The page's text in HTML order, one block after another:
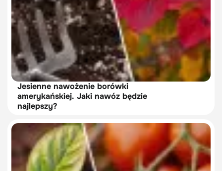
Jesienne nawożenie borówki
amerykańskiej. Jaki nawóz będzie
najlepszy?